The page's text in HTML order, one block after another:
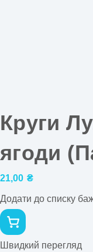
Круги
ягоди
21,00 ₴
Додати до списку
Швидкий перегляд